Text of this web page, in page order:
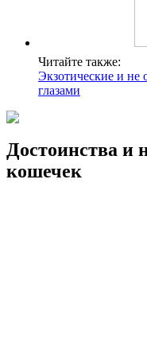
Читайте также:
Экзотические и
глазами
Достоинства и
кошечек